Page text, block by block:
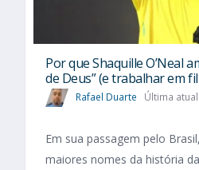
Por que Shaquille O’Neal
de Deus” (e trabalhar em
Rafael Duarte Última
Em sua passagem pelo
maiores nomes da história